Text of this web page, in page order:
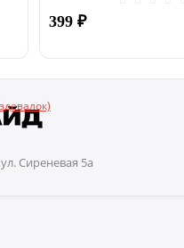
399 ₽
Сиреневая 5а